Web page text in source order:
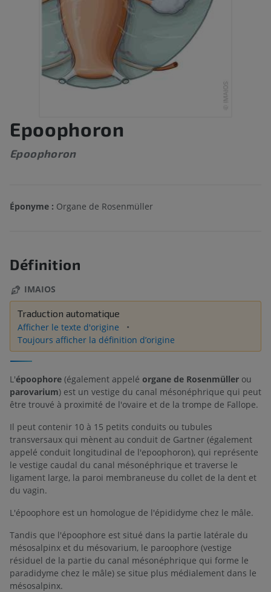
Epoophoron
Epoophoron
Éponyme : Organe de Rosenmüller
Définition
IMAIOS
Traduction automatique
Afficher le texte d'origine
Toujours afficher la définition d’origine
L'époophore (également appelé organe de Rosenmüller ou
parovarium) est un vestige du canal mésonéphrique qui peut
être trouvé à proximité de l'ovaire et de la trompe de Fallope.
Il peut contenir 10 à 15 petits conduits ou tubules
transversaux qui mènent au conduit de Gartner (également
appelé conduit longitudinal de l'epoophoron), qui représente
le vestige caudal du canal mésonéphrique et traverse le
ligament large, la paroi membraneuse du collet de la dent et
du vagin.
L'époophore est un homologue de l'épididyme chez le mâle.
Tandis que l'époophore est situé dans la partie latérale du
mésosalpinx et du mésovarium, le paroophore (vestige
résiduel de la partie du canal mésonéphrique qui forme le
paradidyme chez le mâle) se situe plus médialement dans le
mésosalpinx.